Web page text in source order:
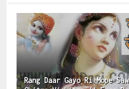
Rang Daar Gayo Ri Mope